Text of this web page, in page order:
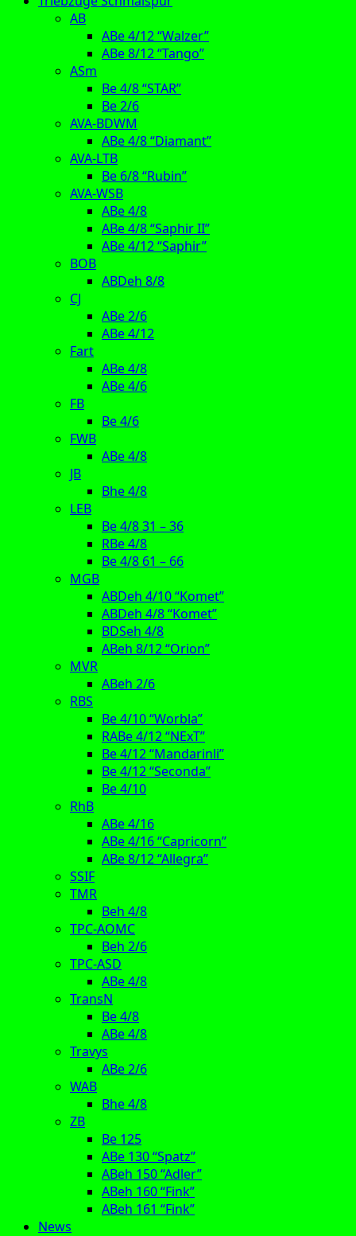
AB
ABe 4/12 “Walzer”
ABe 8/12 “Tango”
ASm
Be 4/8 “STAR”
Be 2/6
AVA-BDWM
ABe 4/8 “Diamant”
AVA-LTB
Be 6/8 “Rubin”
AVA-WSB
ABe 4/8
ABe 4/8 “Saphir II”
ABe 4/12 “Saphir”
BOB
ABDeh 8/8
CJ
ABe 2/6
ABe 4/12
Fart
ABe 4/8
ABe 4/6
FB
Be 4/6
FWB
ABe 4/8
JB
Bhe 4/8
LEB
Be 4/8 31 – 36
RBe 4/8
Be 4/8 61 – 66
MGB
ABDeh 4/10 “Komet”
ABDeh 4/8 “Komet”
BDSeh 4/8
ABeh 8/12 “Orion”
MVR
ABeh 2/6
RBS
Be 4/10 “Worbla”
RABe 4/12 “NExT”
Be 4/12 “Mandarinli”
Be 4/12 “Seconda”
Be 4/10
RhB
ABe 4/16
ABe 4/16 “Capricorn”
ABe 8/12 “Allegra”
SSIF
TMR
Beh 4/8
TPC-AOMC
Beh 2/6
TPC-ASD
ABe 4/8
TransN
Be 4/8
ABe 4/8
Travys
ABe 2/6
WAB
Bhe 4/8
ZB
Be 125
ABe 130 “Spatz”
ABeh 150 “Adler”
ABeh 160 “Fink”
ABeh 161 “Fink”
News